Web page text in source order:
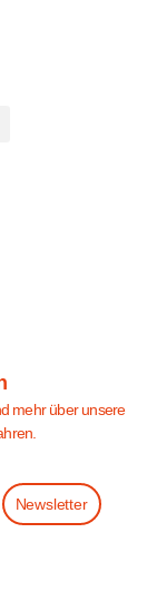
mehr über unsere
Newsletter